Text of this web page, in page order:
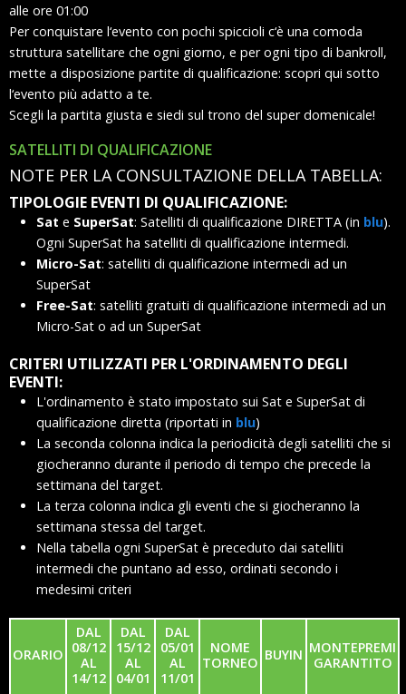
alle ore 01:00
Per conquistare l‘evento con pochi spiccioli c‘è una comoda
struttura satellitare che ogni giorno, e per ogni tipo di bankroll,
mette a disposizione partite di qualificazione: scopri qui sotto
l‘evento più adatto a te.
Scegli la partita giusta e siedi sul trono del super domenicale!
SATELLITI DI QUALIFICAZIONE
NOTE PER LA CONSULTAZIONE DELLA TABELLA:
TIPOLOGIE EVENTI DI QUALIFICAZIONE:
Sat e SuperSat: Satelliti di qualificazione DIRETTA (in blu).
Ogni SuperSat ha satelliti di qualificazione intermedi.
Micro-Sat: satelliti di qualificazione intermedi ad un
SuperSat
Free-Sat: satelliti gratuiti di qualificazione intermedi ad un
Micro-Sat o ad un SuperSat
CRITERI UTILIZZATI PER L'ORDINAMENTO DEGLI
EVENTI:
L'ordinamento è stato impostato sui Sat e SuperSat di
qualificazione diretta (riportati in blu)
La seconda colonna indica la periodicità degli satelliti che si
giocheranno durante il periodo di tempo che precede la
settimana del target.
La terza colonna indica gli eventi che si giocheranno la
settimana stessa del target.
Nella tabella ogni SuperSat è preceduto dai satelliti
intermedi che puntano ad esso, ordinati secondo i
medesimi criteri
ORARIO
DAL
08/12
AL
14/12
DAL
15/12
AL
04/01
DAL
05/01
AL
11/01
NOME
TORNEO BUYIN MONTEPREMI
GARANTITO